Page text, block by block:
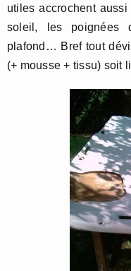
utiles accrochent
soleil, les poignées
plafond… Bref tout
(+ mousse + tissu) soit